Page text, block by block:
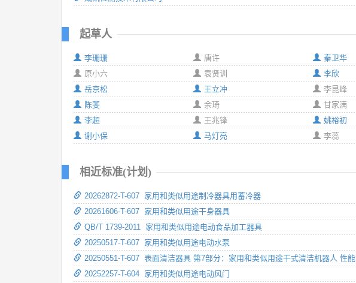
起草人
李珊珊
唐许
原小六
袁贤训
岳京松
王立冲
陈斐
余琦
李超
王兆锋
谢小保
马灯亮
秦卫华
李欣
李昆峰
甘家满
姚裕初
李蕊
相近标准(计划)
20262872-T-607 家用和类似用途制冷器具用蓄冷器
20261606-T-607 家用和类似用途干身器具
QB/T 1739-2011 家用和类似用途电动食品加工器具
20250517-T-607 家用和类似用途电动水泵
20250551-T-607 表面清洁器具 第7部分：家用和类似用途干式清洁机器人 性
20252257-T-604 家用和类似用途电动风门